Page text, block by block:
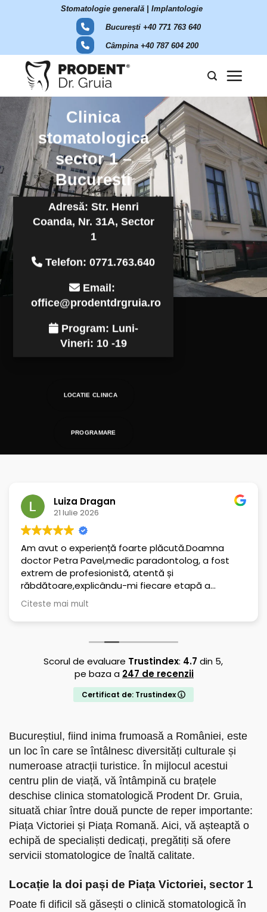
Stomatologie generală | Implantologie
București +40 771 763 640
Câmpina +40 787 604 200
Clinica
stomatologica
sector 1 –
Bucuresti
Adresă: Str. Henri
Coanda, Nr. 31A, Sector
1
Telefon:0771.763.640
Email:
office@prodentdrgruia.ro
Program: Luni-
Vineri: 10 -19
LOCATIE CLINICA
PROGRAMARE
Luiza Dragan
21 Iulie 2026
Am avut o experiență foarte plăcută.Doamna
doctor Petra Pavel,medic paradontolog, a fost
extrem de profesionistă, atentă și
răbdătoare,explicându-mi fiecare etapă a
tratamentului și răspunzând cu amabilitate la
toate întrebările mele.De asemenea îi mulțumesc
doamnei Ioana Prini,asistent medical
Felicitări pentru seriozitate,amabilitate și grijă față
de pacienți!Recomand cu toată încrederea!
Citeste mai mult
Scorul de evaluare Trustindex: 4.7 din 5,
pe baza a 247 de recenzii
Certificat de: Trustindex
Bucureștiul, fiind inima frumoasă a României, este
un loc în care se întâlnesc diversități culturale și
numeroase atracții turistice. În mijlocul acestui
centru plin de viață, vă întâmpină cu brațele
deschise clinica stomatologică Prodent Dr. Gruia,
situată chiar între două puncte de reper importante:
Piața Victoriei și Piața Romană. Aici, vă așteaptă o
echipă de specialiști dedicați, pregătiți să ofere
servicii stomatologice de înaltă calitate.
Locație la doi pași de Piața Victoriei, sector 1
Poate fi dificil să găsești o clinică stomatologică în